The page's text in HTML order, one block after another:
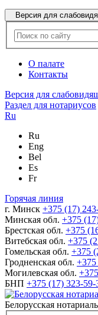
Версия для
О палате
Контакты
Версия для
Раздел для нотариусов
Ru
Ru
Eng
Bel
Es
Fr
Горячая линия
г. Минск +375 (17)
Минская обл. +375
Брестская обл. +375
Витебская обл. +375
Гомельская обл. +375
Гродненская обл. +375
Могилевская обл.
БНП +375 (17) 323-59-
Белорусская